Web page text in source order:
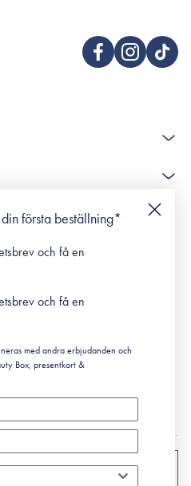
första beställning*
och få en
och få en
med andra erbjudanden och
Box, presentkort &